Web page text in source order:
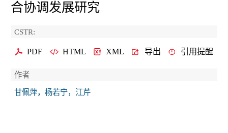
合协调发展研究
CSTR:
PDF HTML XML 导出 引用提醒
作者
甘佩萍，杨若宁，江芹